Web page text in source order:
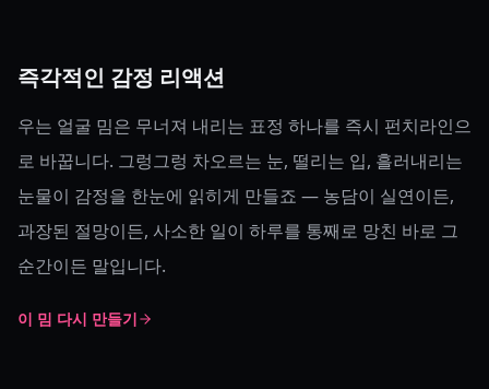
즉각적인 감정 리액션
우는 얼굴 밈은 무너져 내리는 표정 하나를 즉시 펀치라인으
로 바꿉니다. 그렁그렁 차오르는 눈, 떨리는 입, 흘러내리는
눈물이 감정을 한눈에 읽히게 만들죠 — 농담이 실연이든,
과장된 절망이든, 사소한 일이 하루를 통째로 망친 바로 그
순간이든 말입니다.
이 밈 다시 만들기